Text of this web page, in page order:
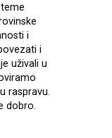
i
i
uživali u
raspravu.
dobro.